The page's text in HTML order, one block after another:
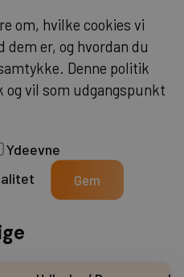
om, hvilke cookies vi
er, og hvordan du
Denne politik
vil som udgangspunkt
Ydeevne
Gem